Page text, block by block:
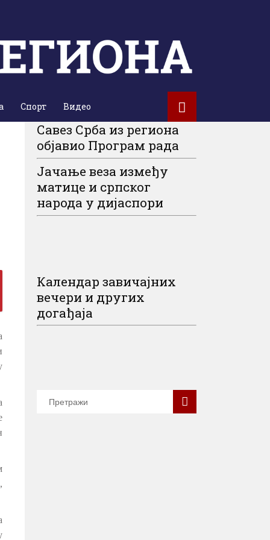
Спорт Видео
Савез Срба из региона
објавио Програм рада
Јачање веза између
матице и српског
народа у дијаспори
Календар завичајних
вечери и других
догађаја